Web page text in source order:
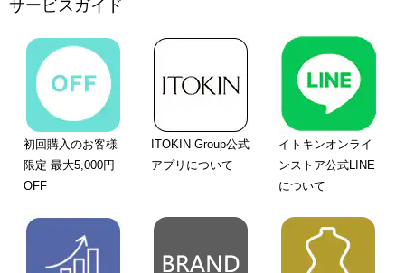
サービスガイド
初回購入のお客様
限定 最大5,000円
OFF
ITOKIN Group公式
アプリについて
イトキンオンライ
ンストア公式LINE
について